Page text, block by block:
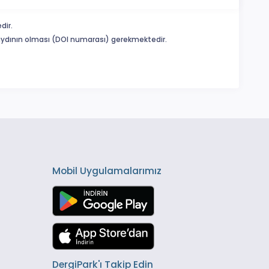
olması (DOI numarası) gerekmektedir.
Mobil Uygulamalarımız
DergiPark'ı Takip Edin